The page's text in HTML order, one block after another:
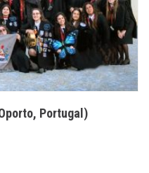
Portugal)